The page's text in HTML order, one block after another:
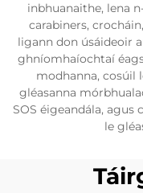
inbhuanaithe, lena
carabiners,
ligann don úsáideoir
ghníomhaíochtaí
modhanna, cosúil
gléasanna
SOS éigeandála,
le